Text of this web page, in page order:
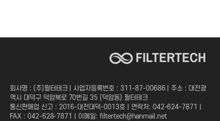
회사명 : (주)필터테크 | 사업자등록번호 : 311-87-00686 | 주소 : 대전광
역시 대덕구 덕암북로 70번길 35 (덕암동) 필터테크
통신판매업 신고 : 2016-대전대덕-0013호 | 연락처: 042-624-7871 |
FAX : 042-628-7871 | 이메일: filtertech@hanmail.net